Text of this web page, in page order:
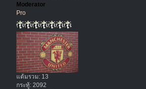
Moderator
Pro
แต้มรวม: 13
กระทู้: 2092